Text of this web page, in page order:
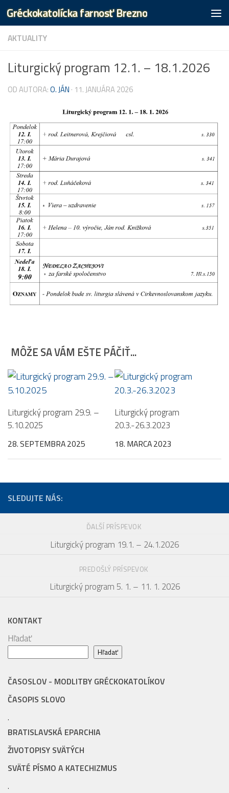
Preskočiť na obsah
Gréckokatolícka farnosť Brezno
AKTUALITY
Liturgický program 12.1. – 18.1.2026
OD AUTORA:O. JÁN · 11. JANUÁRA 2026
MÔŽE SA VÁM EŠTE PÁČIŤ...
Liturgický program 29.9. –
5.10.2025
28. SEPTEMBRA 2025
Liturgický program
20.3.-26.3.2023
18. MARCA 2023
SLEDUJTE NÁS:
ĎALŠÍ PRÍSPEVOK
Liturgický program 19.1. – 24.1.2026
PREDOŠLÝ PRÍSPEVOK
Liturgický program 5. 1. – 11. 1. 2026
KONTAKT
Hľadať
Hľadať
ČASOSLOV - MODLITBY GRÉCKOKATOLÍKOV
ČASOPIS SLOVO
.
BRATISLAVSKÁ EPARCHIA
ŽIVOTOPISY SVÄTÝCH
SVÄTÉ PÍSMO A KATECHIZMUS
.